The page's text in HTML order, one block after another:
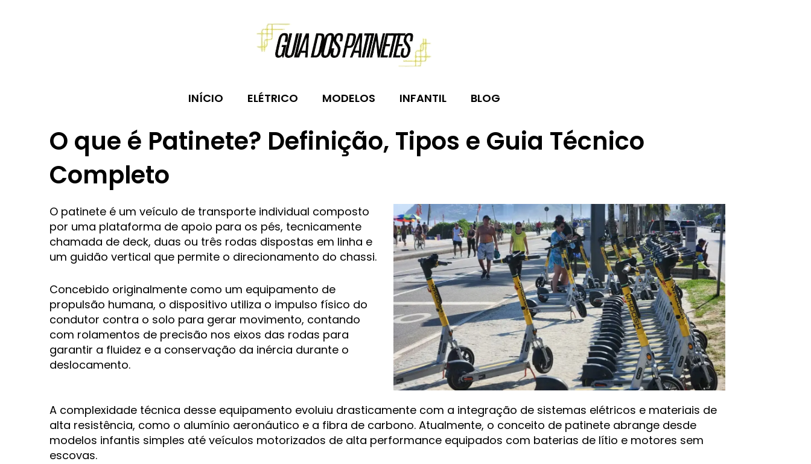
INÍCIO ELÉTRICO MODELOS INFANTIL BLOG
O que é Patinete? Definição, Tipos e Guia Técnico
Completo
O patinete é um veículo de transporte individual composto
por uma plataforma de apoio para os pés, tecnicamente
chamada de deck, duas ou três rodas dispostas em linha e
um guidão vertical que permite o direcionamento do chassi.
Concebido originalmente como um equipamento de
propulsão humana, o dispositivo utiliza o impulso físico do
condutor contra o solo para gerar movimento, contando
com rolamentos de precisão nos eixos das rodas para
garantir a fluidez e a conservação da inércia durante o
deslocamento.
A complexidade técnica desse equipamento evoluiu drasticamente com a integração de sistemas elétricos e materiais de
alta resistência, como o alumínio aeronáutico e a fibra de carbono. Atualmente, o conceito de patinete abrange desde
modelos infantis simples até veículos motorizados de alta performance equipados com baterias de lítio e motores sem
escovas.